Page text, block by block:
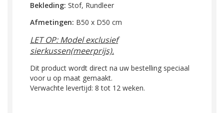
Bekleding: Stof, Rundleer
Afmetingen: B50 x D50 cm
LET OP: Model exclusief
sierkussen(meerprijs).
Dit product wordt direct na uw bestelling speciaal
voor u op maat gemaakt.
Verwachte levertijd: 8 tot 12 weken.